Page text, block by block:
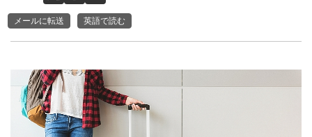
メールに転送 英語で読む